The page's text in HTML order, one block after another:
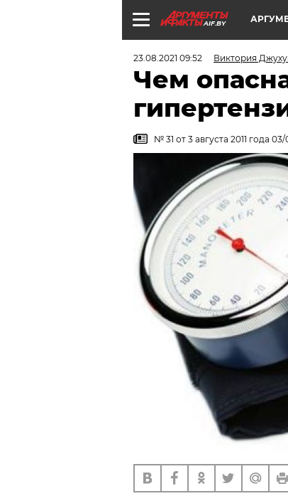
AIF.BY
23.08.2021 09:52 Виктория
Чем
№ 31 от 3 августа 2011 года 03/